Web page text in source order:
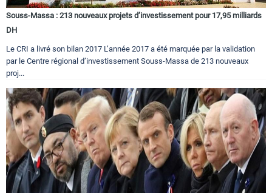
Souss-Massa : 213 nouveaux projets d’investissement pour 17,95 milliards
DH
Le CRI a livré son bilan 2017 L’année 2017 a été marquée par la validation
par le Centre régional d’investissement Souss-Massa de 213 nouveaux
proj...